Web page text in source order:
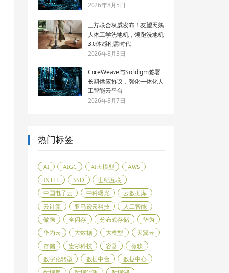
2026年8月5日
三方联合权威发布！友望天鹅
人体工学洗地机，领跑洗地机
3.0体感刚需时代
2026年8月3日
CoreWeave与Solidigm签署
长期供应协议，强化一体化人
工智能云平台
2026年8月7日
热门标签
AI AIGC AI大模型
AWS
INTEL
SSD
世纪互联
中国电子云
中科曙光
云数据库
云计算
亚马逊云科技
人工智能
傲腾
全闪存 分布式存储
华为
华为云
大数据 大模型
天翼云
存储
宏杉科技 容器
微软
数字化转型
数据中台
数据中心